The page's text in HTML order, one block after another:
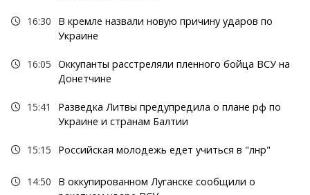
16:30
В кремле назвали новую причину ударов по
Украине
16:05 Оккупанты расстреляли пленного бойца ВСУ на
Донетчине
15:41
Разведка Литвы предупредила о плане рф по
Украине и странам Балтии
15:15 Российская молодежь едет учиться в "лнр"
14:50
В оккупированном Луганске сообщили о